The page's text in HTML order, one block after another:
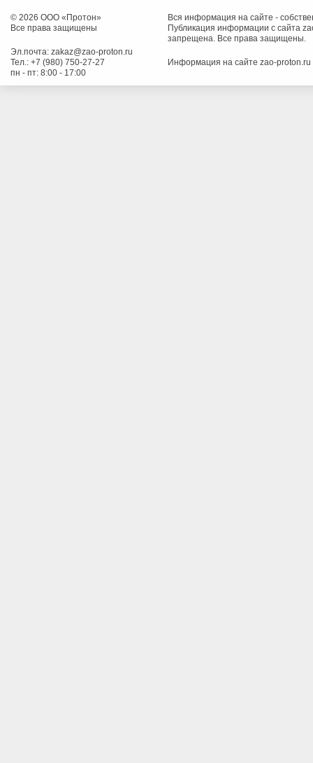
© 2026 ООО «Протон»
Все права защищены
Эл.почта: zakaz@zao-proton.ru
Тел.: +7 (980) 750-27-27
пн - пт: 8:00 - 17:00
Вся информация на сайте -
Публикация информации с сайта
запрещена. Все права защищены.
Информация на сайте zao-